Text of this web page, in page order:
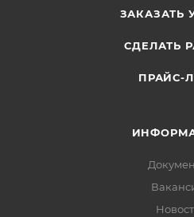
ЗАКАЗАТЬ
СДЕЛАТЬ
ПРАЙС-